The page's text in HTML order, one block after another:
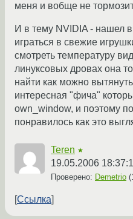
меня и вобще не
И в тему NVIDIA - нашел
играться в свежие
смотреть температуру
линуксовых дровах она
найти как можно
интересная "фича"
own_window, и поэтому
понравилось как это
Teren ★
19.05.2006
Проверено: Demetrio (
Ссылка